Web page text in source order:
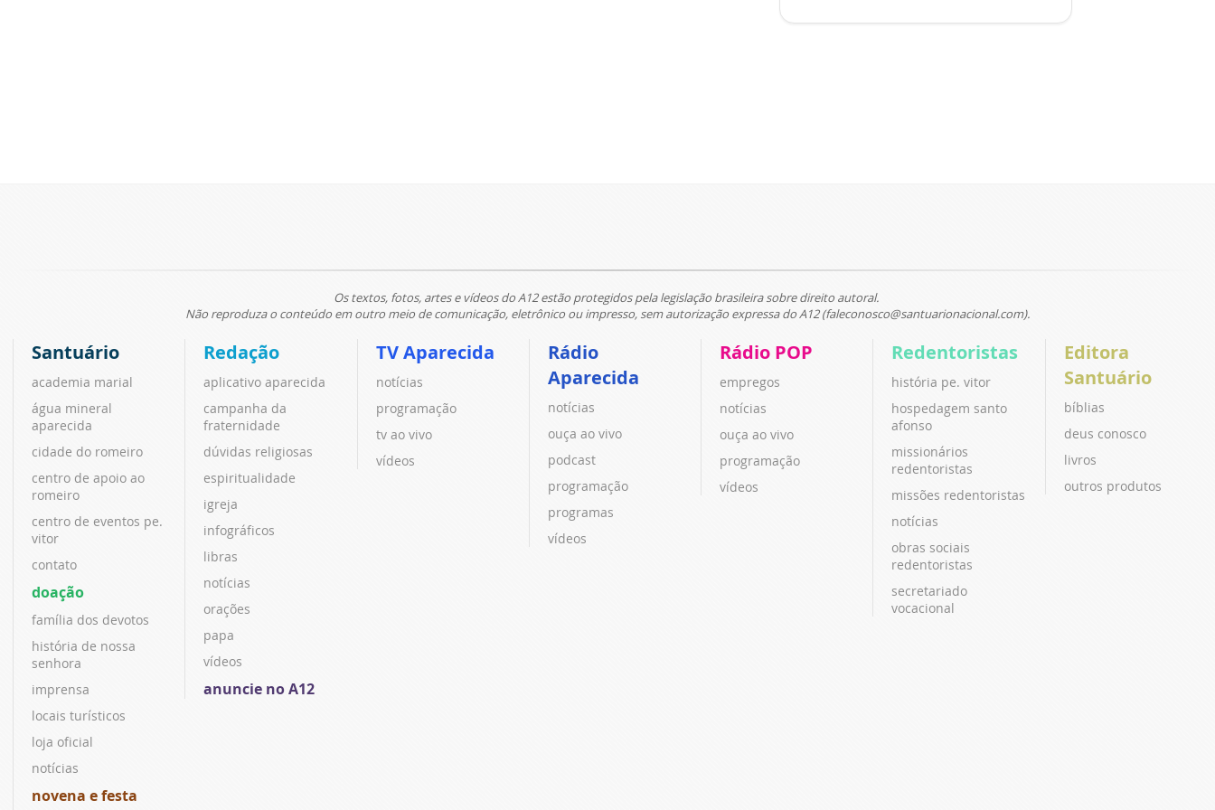
Os textos, fotos, artes e vídeos do A12 estão protegidos pela legislação brasileira sobre direito autoral.
Não reproduza o conteúdo em outro meio de comunicação, eletrônico ou impresso, sem autorização expressa do A12 (faleconosco@santuarionacional.com).
Santuário
academia marial
água mineral
aparecida
cidade do romeiro
centro de apoio ao
romeiro
centro de eventos pe.
vitor
contato
doação
família dos devotos
história de nossa
senhora
imprensa
locais turísticos
loja oficial
notícias
novena e festa
Redação
aplicativo aparecida
campanha da
fraternidade
dúvidas religiosas
espiritualidade
igreja
infográficos
libras
notícias
orações
papa
vídeos
anuncie no A12
TV Aparecida
notícias
programação
tv ao vivo
vídeos
Rádio
Aparecida
notícias
ouça ao vivo
podcast
programação
programas
vídeos
Rádio POP
empregos
notícias
ouça ao vivo
programação
vídeos
Redentoristas
história pe. vitor
hospedagem santo
afonso
missionários
redentoristas
missões redentoristas
notícias
obras sociais
redentoristas
secretariado
vocacional
Editora
Santuário
bíblias
deus conosco
livros
outros produtos